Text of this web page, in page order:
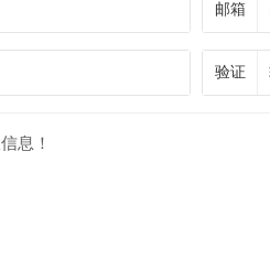
邮箱
验证